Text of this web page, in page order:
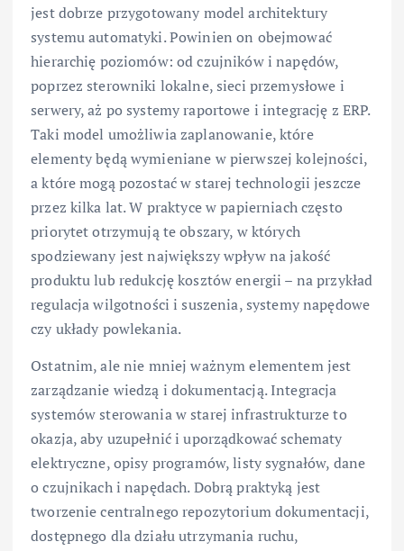
jest dobrze przygotowany model architektury
systemu automatyki. Powinien on obejmować
hierarchię poziomów: od czujników i napędów,
poprzez sterowniki lokalne, sieci przemysłowe i
serwery, aż po systemy raportowe i integrację z ERP.
Taki model umożliwia zaplanowanie, które
elementy będą wymieniane w pierwszej kolejności,
a które mogą pozostać w starej technologii jeszcze
przez kilka lat. W praktyce w papierniach często
priorytet otrzymują te obszary, w których
spodziewany jest największy wpływ na jakość
produktu lub redukcję kosztów energii – na przykład
regulacja wilgotności i suszenia, systemy napędowe
czy układy powlekania.
Ostatnim, ale nie mniej ważnym elementem jest
zarządzanie wiedzą i dokumentacją. Integracja
systemów sterowania w starej infrastrukturze to
okazja, aby uzupełnić i uporządkować schematy
elektryczne, opisy programów, listy sygnałów, dane
o czujnikach i napędach. Dobrą praktyką jest
tworzenie centralnego repozytorium dokumentacji,
dostępnego dla działu utrzymania ruchu,